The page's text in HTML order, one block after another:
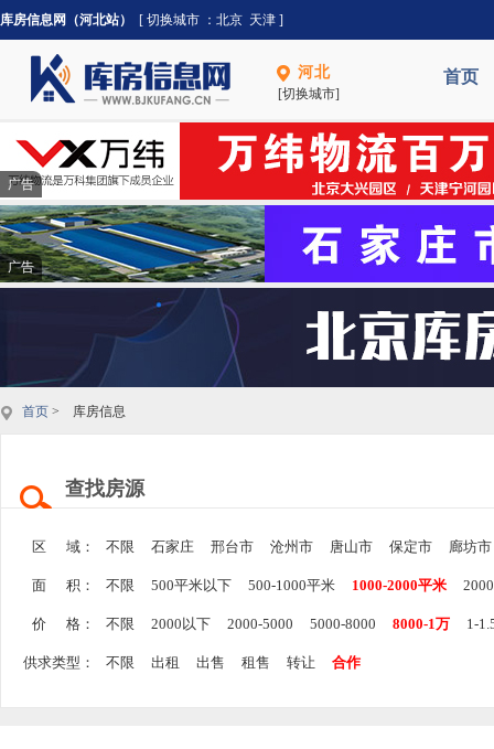
库房信息网（河北站） [ 切换城市 ： 北京 天津 ]
河北
[切换城市]
首页
广告
广告
首页 > 库房信息
查找房源
区 域： 不限 石家庄 邢台市 沧州市 唐山市 保定市 廊坊市
面 积： 不限 500平米以下 500-1000平米 1000-2000平米
价 格： 不限 2000以下 2000-5000 5000-8000 8000-1万 1-
供求类型： 不限 出租 出售 租售 转让 合作